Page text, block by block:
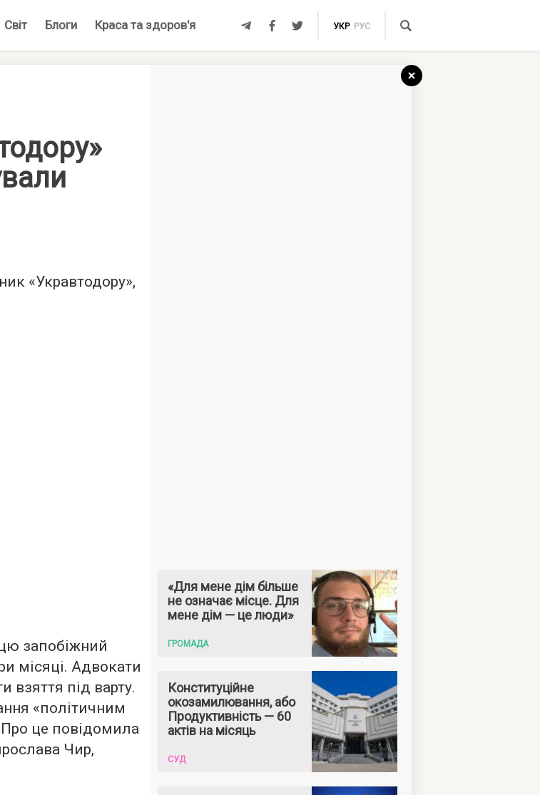
Світ Блоги Краса та здоров'я УКР РУС
«Укравтодору»,
запобіжний
місяці. Адвокати
під варту.
«політичним
це повідомила
Чир,
«Для мене дім більше
не означає місце. Для
мене дім — це люди»
ГРОМАДА
Конституційне
окозамилювання, або
Продуктивність — 60
актів на місяць
СУД